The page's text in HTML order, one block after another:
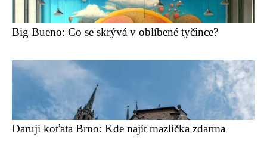
Big Bueno: Co se skrývá v oblíbené tyčince?
Daruji koťata Brno: Kde najít mazlíčka zdarma